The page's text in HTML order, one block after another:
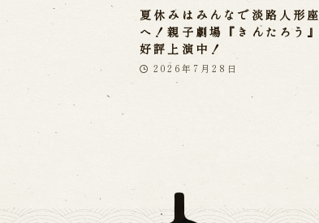
夏休みはみんなで淡路人形座
へ！親子劇場『きんたろう』
好評上演中！
2026年7月28日